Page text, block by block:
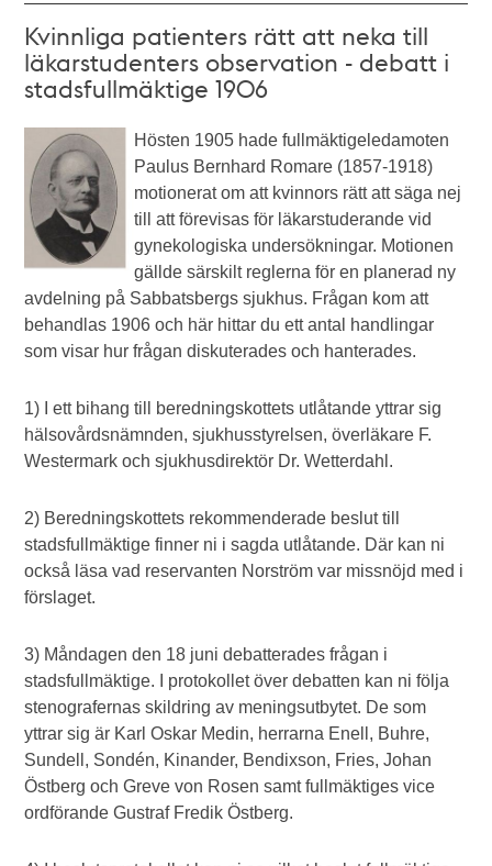
Kvinnliga patienters rätt att neka till
läkarstudenters observation - debatt i
stadsfullmäktige 1906
Hösten 1905 hade fullmäktigeledamoten
Paulus Bernhard Romare (1857-1918)
motionerat om att kvinnors rätt att säga nej
till att förevisas för läkarstuderande vid
gynekologiska undersökningar. Motionen
gällde särskilt reglerna för en planerad ny
avdelning på Sabbatsbergs sjukhus. Frågan kom att
behandlas 1906 och här hittar du ett antal handlingar
som visar hur frågan diskuterades och hanterades.
1) I ett bihang till beredningskottets utlåtande yttrar sig
hälsovårdsnämnden, sjukhusstyrelsen, överläkare F.
Westermark och sjukhusdirektör Dr. Wetterdahl.
2) Beredningskottets rekommenderade beslut till
stadsfullmäktige finner ni i sagda utlåtande. Där kan ni
också läsa vad reservanten Norström var missnöjd med i
förslaget.
3) Måndagen den 18 juni debatterades frågan i
stadsfullmäktige. I protokollet över debatten kan ni följa
stenografernas skildring av meningsutbytet. De som
yttrar sig är Karl Oskar Medin, herrarna Enell, Buhre,
Sundell, Sondén, Kinander, Bendixson, Fries, Johan
Östberg och Greve von Rosen samt fullmäktiges vice
ordförande Gustraf Fredik Östberg.